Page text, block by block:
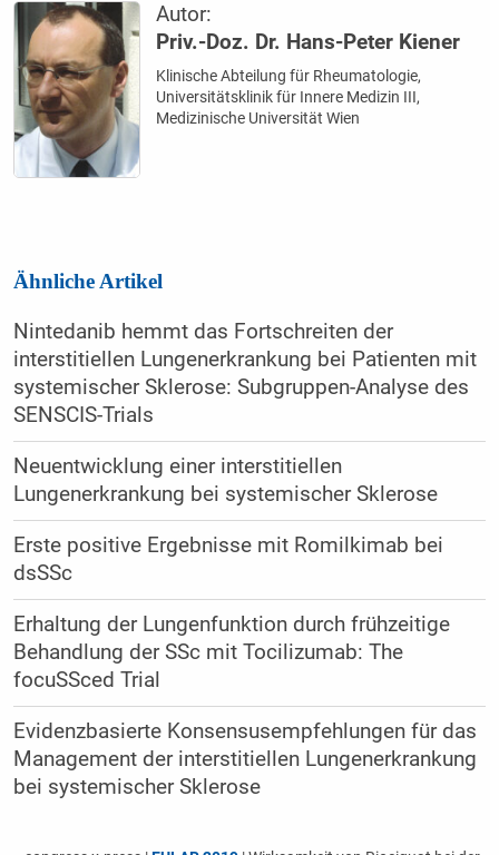
Autor:
Priv.-Doz. Dr. Hans-Peter Kiener
Klinische Abteilung für Rheumatologie,
Universitätsklinik für Innere Medizin III,
Medizinische Universität Wien
Ähnliche Artikel
Nintedanib hemmt das Fortschreiten der
interstitiellen Lungenerkrankung bei Patienten mit
systemischer Sklerose: Subgruppen-Analyse des
SENSCIS-Trials
Neuentwicklung einer interstitiellen
Lungenerkrankung bei systemischer Sklerose
Erste positive Ergebnisse mit Romilkimab bei
dsSSc
Erhaltung der Lungenfunktion durch frühzeitige
Behandlung der SSc mit Tocilizumab: The
focuSSced Trial
Evidenzbasierte Konsensusempfehlungen für das
Management der interstitiellen Lungenerkrankung
bei systemischer Sklerose